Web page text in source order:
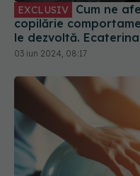
EXCLUSIV
copilărie
le dezvoltă.
de suferit, ceea ce
03 iun 2024, 08:17